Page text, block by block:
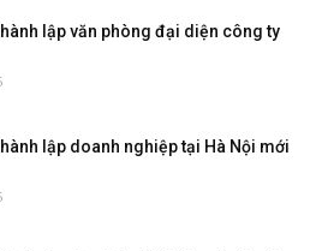
lập văn phòng đại diện công ty
lập doanh nghiệp tại Hà Nội mới